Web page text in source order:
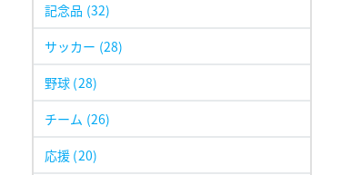
記念品 (32)
サッカー (28)
野球 (28)
チーム (26)
応援 (20)